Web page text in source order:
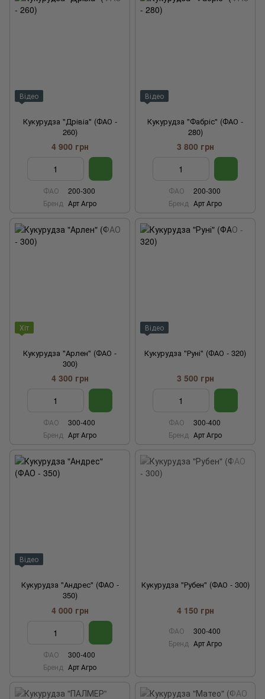
Відео
Кукурудза "Дрівіа" (ФАО -
260)
4 900 грн
ФАО
200-300
Бренд Арт Агро
Відео
Кукурудза "Фабріс" (ФАО -
280)
3 800 грн
ФАО
200-300
Бренд Арт Агро
Хіт
Кукурудза "Арлен" (ФАО -
300)
4 300 грн
ФАО
300-400
Бренд Арт Агро
Відео
Кукурудза "Руні" (ФАО - 320)
3 500 грн
ФАО
300-400
Бренд Арт Агро
Відео
Кукурудза "Андрес" (ФАО -
350)
4 000 грн
ФАО
300-400
Бренд Арт Агро
Кукурудза "Рубен" (ФАО - 300)
4 150 грн
ФАО
300-400
Бренд Арт Агро